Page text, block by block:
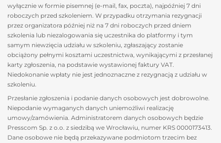
wyłącznie w formie pisemnej (e-mail, fax, poczta), najpóźniej 7 dni
roboczych przed szkoleniem. W przypadku otrzymania rezygnacji
przez organizatora później niż na 7 dni roboczych przed dniem
szkolenia lub niezalogowania się uczestnika do platformy i tym
samym niewzięcia udziału w szkoleniu, zgłaszający zostanie
obciążony pełnymi kosztami uczestnictwa, wynikającymi z przesłanej
karty zgłoszenia, na podstawie wystawionej faktury VAT.
Niedokonanie wpłaty nie jest jednoznaczne z rezygnacją z udziału w
szkoleniu.
Przesłanie zgłoszenia i podanie danych osobowych jest dobrowolne.
Niepodanie wymaganych danych uniemożliwi realizację
umowy/zamówienia. Administratorem danych osobowych będzie
Presscom Sp. z o.o. z siedzibą we Wrocławiu, numer KRS 0000173413.
Dane osobowe nie będą przekazywane podmiotom trzecim bez